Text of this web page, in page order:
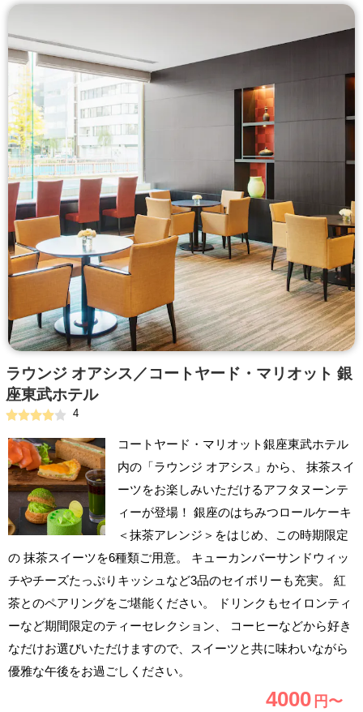
ラウンジ オアシス／コートヤード・マリオット 銀
座東武ホテル
4
コートヤード・マリオット銀座東武ホテル
内の「ラウンジ オアシス」から、 抹茶スイ
ーツをお楽しみいただけるアフタヌーンテ
ィーが登場！ 銀座のはちみつロールケーキ
＜抹茶アレンジ＞をはじめ、この時期限定
の 抹茶スイーツを6種類ご用意。 キューカンバーサンドウィッ
チやチーズたっぷりキッシュなど3品のセイボリーも充実。 紅
茶とのペアリングをご堪能ください。 ドリンクもセイロンティ
ーなど期間限定のティーセレクション、 コーヒーなどから好き
なだけお選びいただけますので、スイーツと共に味わいながら
優雅な午後をお過ごしください。
4000 円〜